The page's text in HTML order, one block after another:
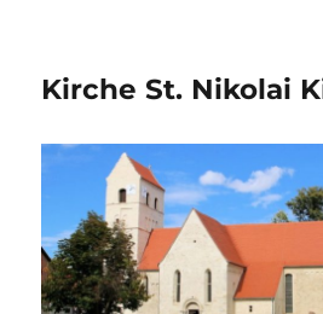
Kirche St. Nikolai